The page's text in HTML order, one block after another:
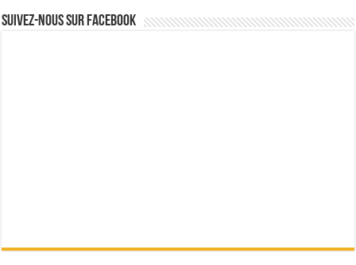
Suivez-nous sur Facebook